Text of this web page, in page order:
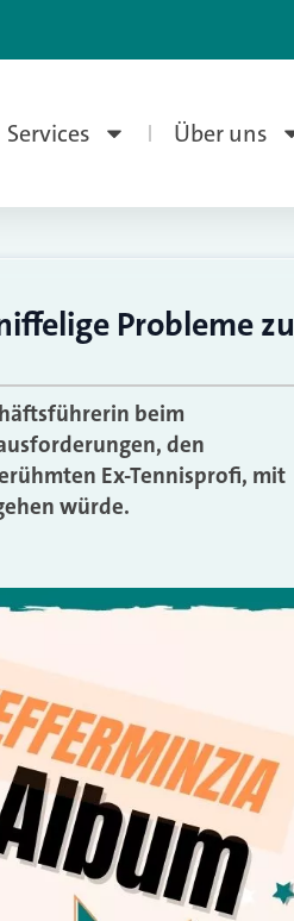
Services Über uns
Probleme zu
beim
den
Ex-Tennisprofi, mit
würde.